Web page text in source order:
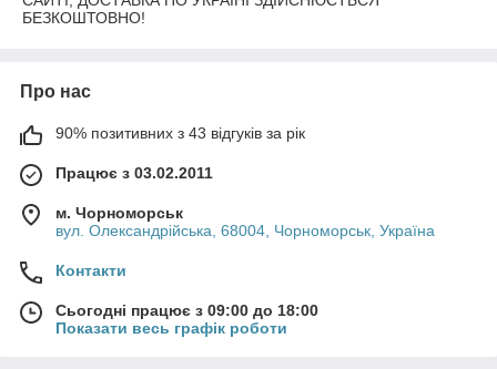
БЕЗКОШТОВНО!
Про нас
90% позитивних з 43 відгуків за рік
Працює з 03.02.2011
м. Чорноморськ
вул. Олександрійська, 68004, Чорноморськ, Україна
Контакти
Сьогодні працює з 09:00 до 18:00
Показати весь графік роботи